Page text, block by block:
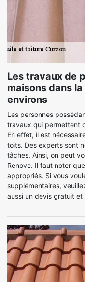
Les travaux de
maisons dans
environs
Les personnes
travaux qui permettent
En effet, il est
toits. Des experts sont
tâches. Ainsi, on peut
Renove. Il faut noter
appropriés. Si vous
supplémentaires,
aussi un devis gratuit et